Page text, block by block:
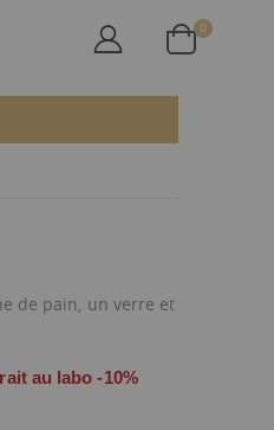
Cart
0articles
de pain, un verre et
au labo -10%